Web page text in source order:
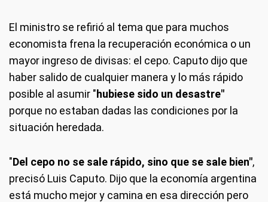
El ministro se refirió al tema que para muchos
economista frena la recuperación económica o un
mayor ingreso de divisas: el cepo. Caputo dijo que
haber salido de cualquier manera y lo más rápido
posible al asumir "hubiese sido un desastre"
porque no estaban dadas las condiciones por la
situación heredada.
"Del cepo no se sale rápido, sino que se sale bien",
precisó Luis Caputo. Dijo que la economía argentina
está mucho mejor y camina en esa dirección pero